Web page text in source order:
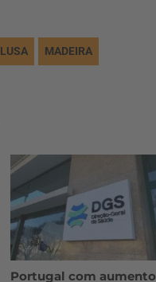
LUSA MADEIRA
Portugal com aumento